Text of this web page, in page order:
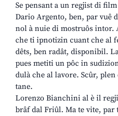
Se pensant a un regjist di
Dario Argento, ben, par vuê
nol à nuie di mostruôs intor.
che ti ipnotizin cuant che al
dêts, ben radât, disponibil.
pues metiti un pôc in
dulà che al lavore. Scûr,
tane.
Lorenzo Bianchini al è il
brâf dal Friûl. Ma te vite, par